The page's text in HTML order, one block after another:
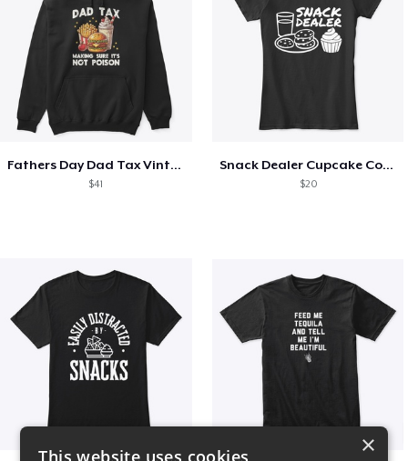
Fathers Day Dad Tax Vintage Papa T-Shirt
$41
Snack Dealer Cupcake Cookie and Milk
$20
×
This website uses cookies